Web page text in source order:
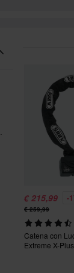
€ 215,99 -
€ 259,99
Catena con
Extreme X-